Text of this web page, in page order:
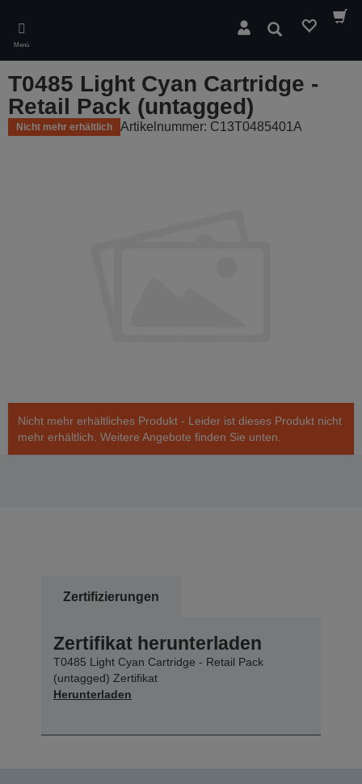
main
content
Menü
Suchen
T0485 Light Cyan Cartridge -
Retail Pack (untagged)
Nicht mehr erhältlich Artikelnummer: C13T0485401A
Nicht mehr erhältliches Produkt - Leider ist dieses Produkt nicht
mehr erhältlich. Weitere Angebote finden Sie unten.
Zertifizierungen
Zertifikat herunterladen
T0485 Light Cyan Cartridge - Retail Pack
(untagged) Zertifikat
Herunterladen